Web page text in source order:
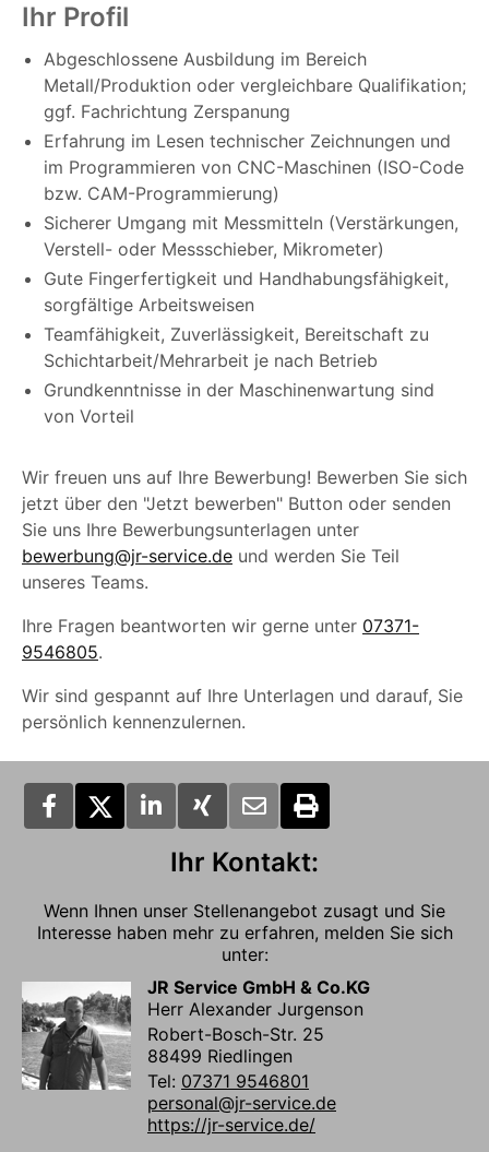
Ihr Profil
Abgeschlossene Ausbildung im Bereich
Metall/Produktion oder vergleichbare Qualifikation;
ggf. Fachrichtung Zerspanung
Erfahrung im Lesen technischer Zeichnungen und
im Programmieren von CNC-Maschinen (ISO-Code
bzw. CAM-Programmierung)
Sicherer Umgang mit Messmitteln (Verstärkungen,
Verstell- oder Messschieber, Mikrometer)
Gute Fingerfertigkeit und Handhabungsfähigkeit,
sorgfältige Arbeitsweisen
Teamfähigkeit, Zuverlässigkeit, Bereitschaft zu
Schichtarbeit/Mehrarbeit je nach Betrieb
Grundkenntnisse in der Maschinenwartung sind
von Vorteil
Wir freuen uns auf Ihre Bewerbung! Bewerben Sie sich
jetzt über den "Jetzt bewerben" Button oder senden
Sie uns Ihre Bewerbungsunterlagen unter
bewerbung@jr-service.de und werden Sie Teil
unseres Teams.
Ihre Fragen beantworten wir gerne unter 07371-
9546805.
Wir sind gespannt auf Ihre Unterlagen und darauf, Sie
persönlich kennenzulernen.
Ihr Kontakt:
Wenn Ihnen unser Stellenangebot zusagt und Sie
Interesse haben mehr zu erfahren, melden Sie sich
unter:
JR Service GmbH & Co.KG
Herr Alexander Jurgenson
Robert-Bosch-Str. 25
88499 Riedlingen
Tel: 07371 9546801
personal@jr-service.de
https://jr-service.de/